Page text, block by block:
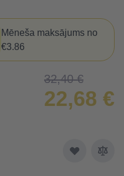
Mēneša maksājums no
€3.86
32,40 €
22,68 €